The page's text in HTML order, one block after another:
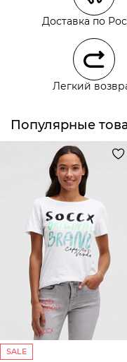
Самовывоз из
Самовывоз из наших
Курьерская доставка
Самовывоз из
Доставка по
Легкий
Популярные
SALE